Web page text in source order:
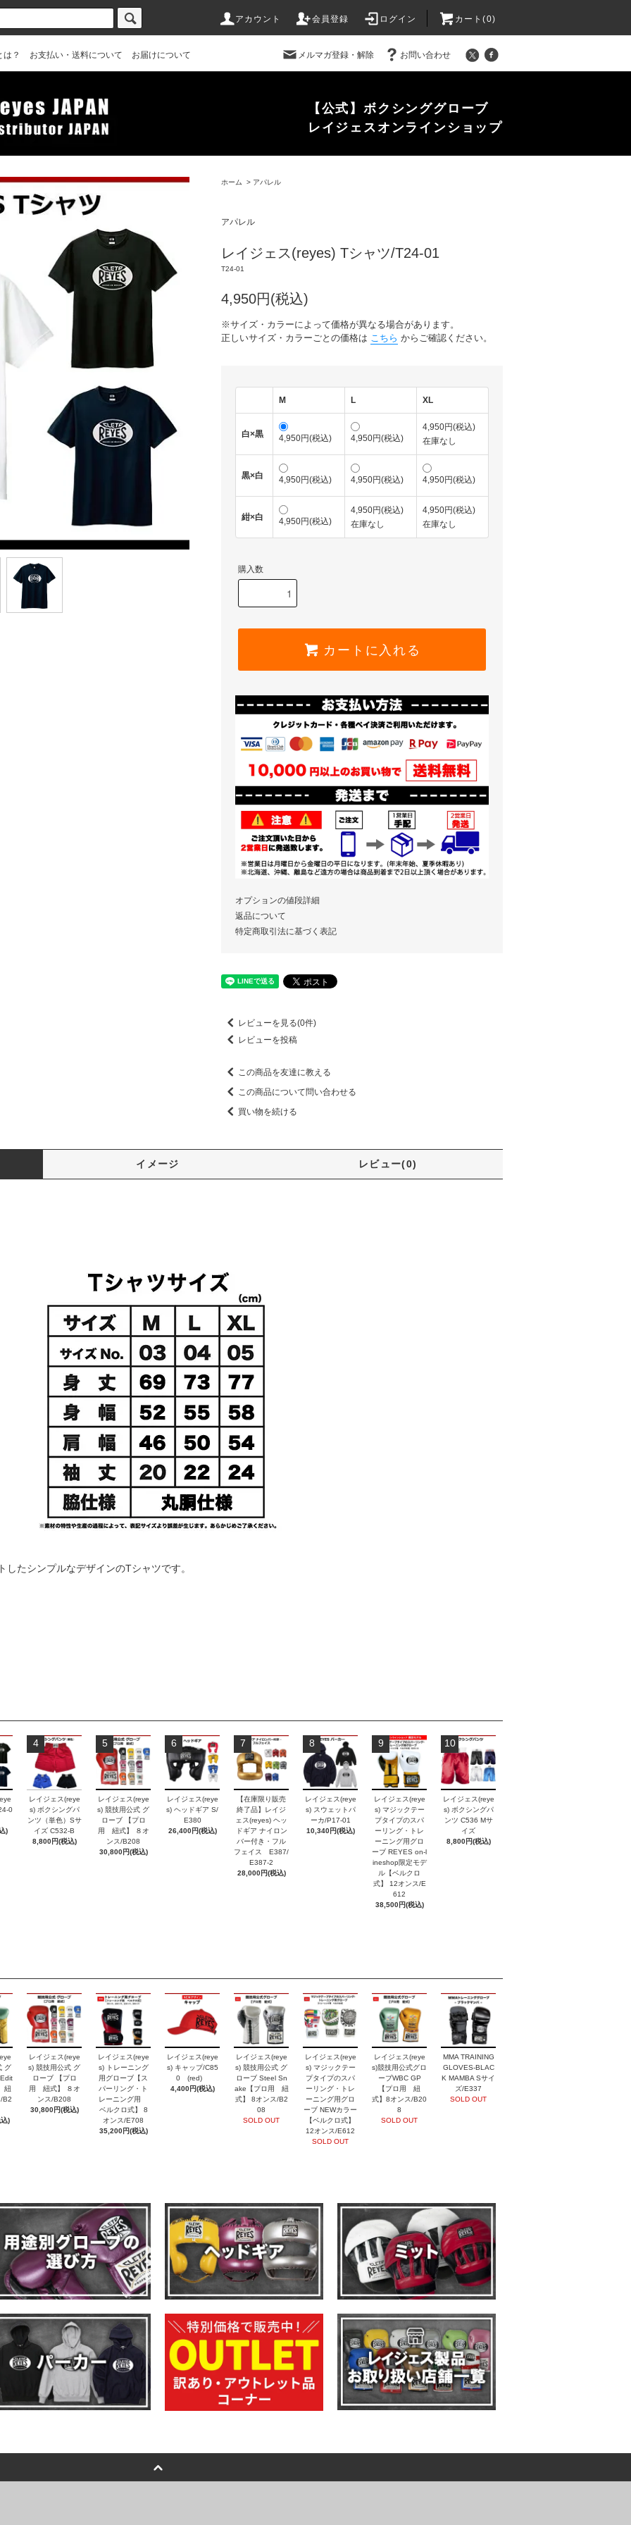
アカウント 会員登録 ログイン カート(0)
は？ お支払い・送料について お届けについて メルマガ登録・解除 お問い合わせ
【公式】ボクシンググローブ
レイジェスオンラインショップ
ホーム > アパレル
アパレル
レイジェス(reyes) Tシャツ/T24-01
T24-01
4,950円(税込)
※サイズ・カラーによって価格が異なる場合があります。
正しいサイズ・カラーごとの価格は こちら からご確認ください。
M L XL
白×黒 4,950円(税込) 4,950円(税込)
4,950円(税込)
在庫なし
黒×白 4,950円(税込) 4,950円(税込) 4,950円(税込)
紺×白 4,950円(税込)
4,950円(税込)
在庫なし
4,950円(税込)
在庫なし
購入数
カートに入れる
オプションの値段詳細
返品について
特定商取引法に基づく表記
レビューを見る(0件)
レビューを投稿
この商品を友達に教える
この商品について問い合わせる
買い物を続ける
イメージ レビュー(0)
たシンプルなデザインのTシャツです。
0
)
4
レイジェス(reye
s) ボクシングパ
ンツ（単色）Sサ
イズ C532-B
8,800円(税込)
5
レイジェス(reye
s) 競技用公式 グ
ローブ 【プロ
用 紐式】 ８オ
ンス/B208
30,800円(税込)
6
レイジェス(reye
s) ヘッドギア S/
E380
26,400円(税込)
7
【在庫限り販売
終了品】レイジ
ェス(reyes) ヘッ
ドギア ナイロン
バー付き・フル
フェイス E387/
E387-2
28,000円(税込)
8
レイジェス(reye
s) スウェットパ
ーカ/P17-01
10,340円(税込)
9
レイジェス(reye
s) マジックテー
プタイプのスパ
ーリング・トレ
ーニング用グロ
ーブ REYES on-l
ineshop限定モデ
ル【ベルクロ
式】 12オンス/E
612
38,500円(税込)
10
レイジェス(reye
s) ボクシングパ
ンツ C536 Mサ
イズ
8,800円(税込)
グ
紐
B2
)
レイジェス(reye
s) 競技用公式 グ
ローブ 【プロ
用 紐式】 ８オ
ンス/B208
30,800円(税込)
レイジェス(reye
s) トレーニング
用グローブ【ス
パーリング・ト
レーニング用
ベルクロ式】 8
オンス/E708
35,200円(税込)
レイジェス(reye
s) キャップ/C85
0 (red)
4,400円(税込)
レイジェス(reye
s) 競技用公式 グ
ローブ Steel Sn
ake【プロ用 紐
式】 8オンス/B2
08
SOLD OUT
レイジェス(reye
s) マジックテー
プタイプのスパ
ーリング・トレ
ーニング用グロ
ーブ NEWカラー
【ベルクロ式】
12オンス/E612
SOLD OUT
レイジェス(reye
s)競技用公式グロ
ーブWBC GP
【プロ用 紐
式】8オンス/B20
8
SOLD OUT
MMA TRAINING
GLOVES-BLAC
K MAMBA Sサイ
ズ/E337
SOLD OUT